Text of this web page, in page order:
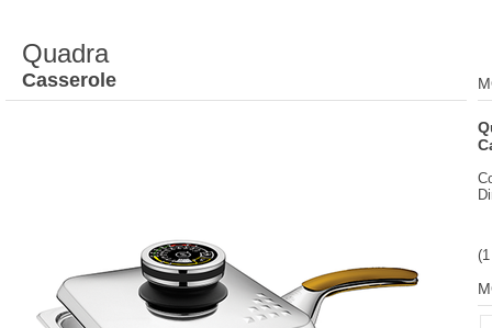
Quadra
Casserole